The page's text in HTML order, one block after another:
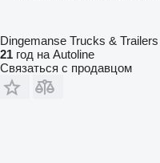
Dingemanse Trucks & Trailers
21 год на Autoline
Связаться с продавцом